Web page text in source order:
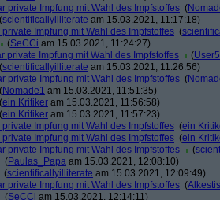
private Impfung mit Wahl des Impfstoffes (
(scientificallyilliterate am 15.03.2021, 11:17:18)
Impfung mit Wahl des Impfstoffes (
(SeCCi am 15.03.2021, 11:24:27)
private Impfung mit Wahl des Impfstoffes
(
(scientificallyilliterate am 15.03.2021, 11:26:56)
private Impfung mit Wahl des Impfstoffes (
(Nomade1 am 15.03.2021, 11:51:35)
(ein Kritiker am 15.03.2021, 11:56:58)
(ein Kritiker am 15.03.2021, 11:57:23)
Impfung mit Wahl des Impfstoffes (ein
Impfung mit Wahl des Impfstoffes (ein
private Impfung mit Wahl des Impfstoffes
(
(Paulas_Papa am 15.03.2021, 12:08:10)
(scientificallyilliterate am 15.03.2021, 12:09:49)
private Impfung mit Wahl des Impfstoffes (Alkestis
(SeCCi am 15.03.2021, 12:14:11)